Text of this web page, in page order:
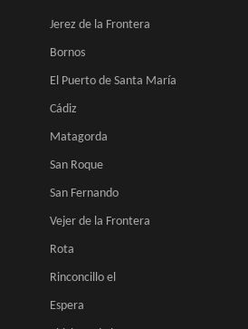
Jerez de la Frontera
Bornos
El Puerto de Santa María
Cádiz
Matagorda
San Roque
San Fernando
Vejer de la Frontera
Rota
Rinconcillo el
Espera